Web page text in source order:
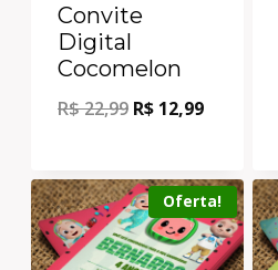
Convite
Digital
Cocomelon
R$22,99 R$ 12,99
Oferta!